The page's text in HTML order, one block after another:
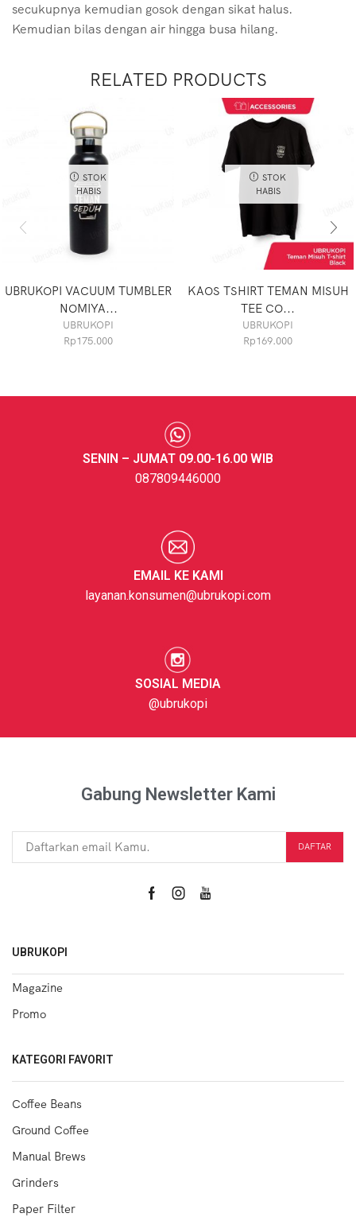
secukupnya kemudian gosok dengan sikat halus.
Kemudian bilas dengan air hingga busa hilang.
RELATED PRODUCTS
STOK
HABIS
UBRUKOPI VACUUM TUMBLER
NOMIYA...
UBRUKOPI
Rp175.000
STOK
HABIS
KAOS TSHIRT TEMAN MISUH
TEE CO...
UBRUKOPI
Rp169.000
SENIN – JUMAT 09.00-16.00 WIB
087809446000
EMAIL KE KAMI
layanan.konsumen@ubrukopi.com
SOSIAL MEDIA
@ubrukopi
Gabung Newsletter Kami
UBRUKOPI
Magazine
Promo
KATEGORI FAVORIT
Coffee Beans
Ground Coffee
Manual Brews
Grinders
Paper Filter